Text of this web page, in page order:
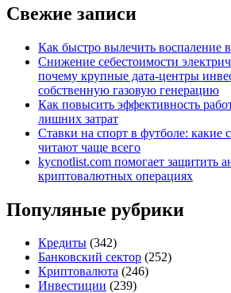
Свежие записи
Как быстро вылечить воспаление
Снижение себестоимости
почему крупные дата-центры
собственную газовую генерацию
Как повысить эффективность
лишних затрат
Ставки на спорт в футболе: какие
читают чаще всего
kycnotlist.com помогает защитить
криптовалютных операциях
Популяные рубрики
Кредиты (342)
Банковский сектор (252)
Криптовалюта (246)
Инвестиции (239)